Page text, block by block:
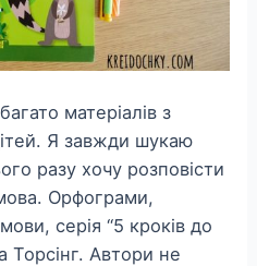
матеріалів з
Я завжди шукаю
разу хочу розповісти
Орфограми,
серія “5 кроків до
Торсінг. Автори не